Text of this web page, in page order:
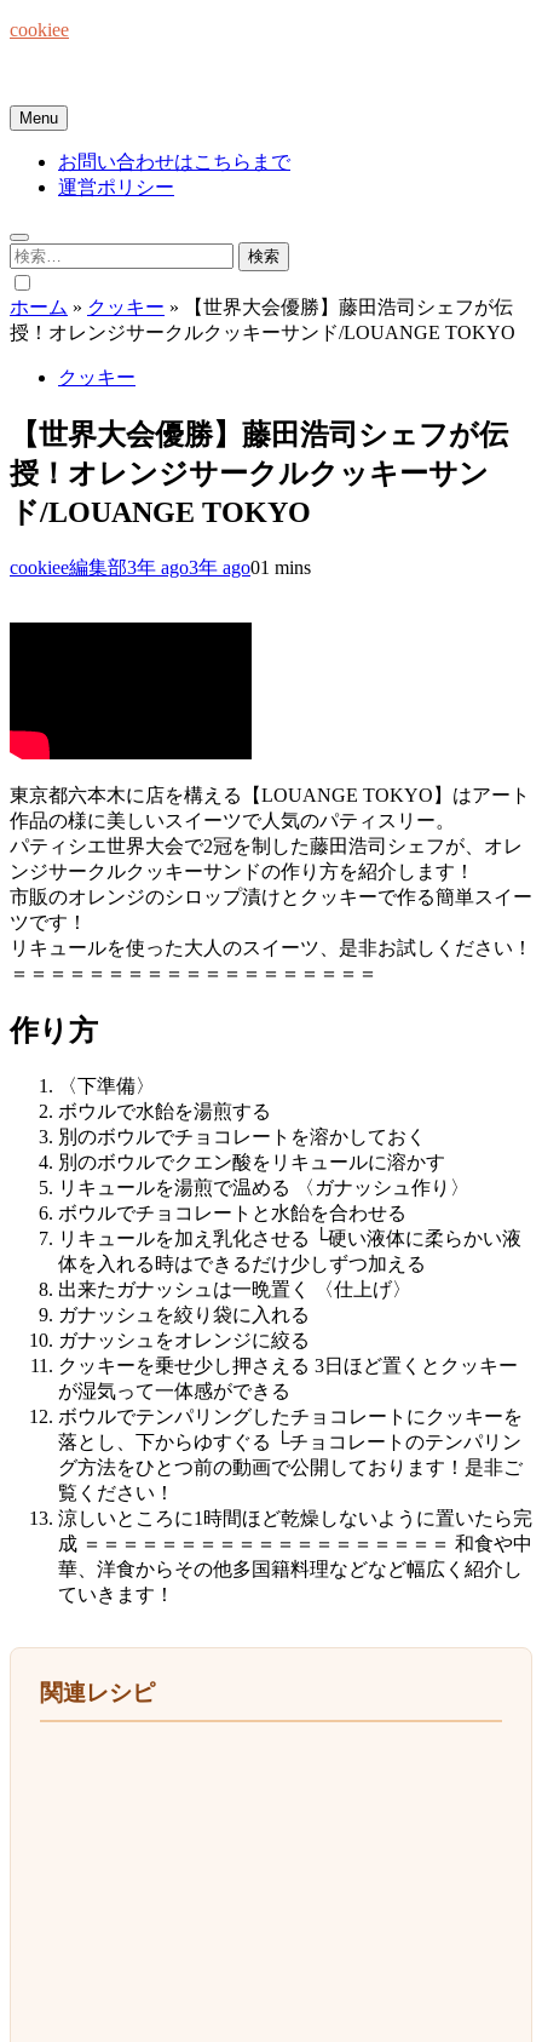
Skip
cookiee
Menu
お問い合わせはこちらまで
運営ポリシー
検
索:
ホーム » クッキー »
【世界大会優勝】藤田浩司シェフが伝
授！オレンジサークルクッキーサンド/LOUANGE TOKYO
クッキー
【世界大会優勝】藤田浩司シェフが伝
授！オレンジサークルクッキーサン
ド/LOUANGE TOKYO
cookiee編集部3年 ago3年 ago01 mins
東京都六本木に店を構える【LOUANGE TOKYO】はアート
作品の様に美しいスイーツで人気のパティスリー。
パティシエ世界大会で2冠を制した藤田浩司シェフが、オレ
ンジサークルクッキーサンドの作り方を紹介します！
市販のオレンジのシロップ漬けとクッキーで作る簡単スイー
ツです！
リキュールを使った大人のスイーツ、是非お試しください！
＝＝＝＝＝＝＝＝＝＝＝＝＝＝＝＝＝＝＝
作り方
〈下準備〉
ボウルで水飴を湯煎する
別のボウルでチョコレートを溶かしておく
別のボウルでクエン酸をリキュールに溶かす
リキュールを湯煎で温める 〈ガナッシュ作り〉
ボウルでチョコレートと水飴を合わせる
リキュールを加え乳化させる └硬い液体に柔らかい液
体を入れる時はできるだけ少しずつ加える
出来たガナッシュは一晩置く 〈仕上げ〉
ガナッシュを絞り袋に入れる
ガナッシュをオレンジに絞る
クッキーを乗せ少し押さえる 3日ほど置くとクッキー
が湿気って一体感ができる
ボウルでテンパリングしたチョコレートにクッキーを
落とし、下からゆすぐる └チョコレートのテンパリン
グ方法をひとつ前の動画で公開しております！是非ご
覧ください！
涼しいところに1時間ほど乾燥しないように置いたら完
成 ＝＝＝＝＝＝＝＝＝＝＝＝＝＝＝＝＝＝＝ 和食や中
華、洋食からその他多国籍料理などなど幅広く紹介し
ていきます！
関連レシピ